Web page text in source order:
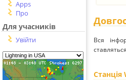
Apps
Про
Для учасників
Увійти
Вся